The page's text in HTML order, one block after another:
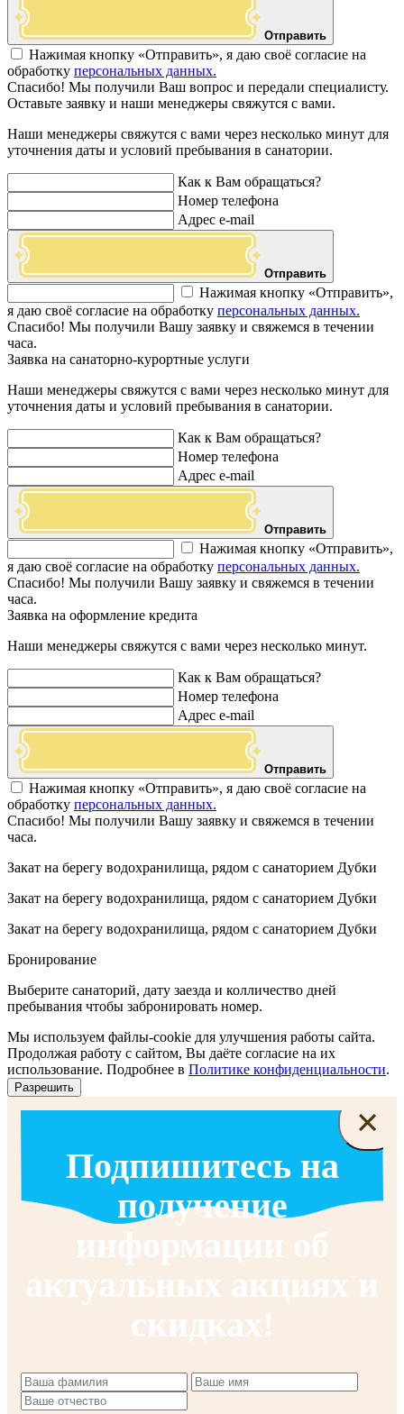
Отправить
Нажимая кнопку «Отправить», я даю своё согласие на
обработку персональных данных.
Спасибо! Мы получили Ваш вопрос и передали специалисту.
Оставьте заявку и наши менеджеры свяжутся с вами.
Наши менеджеры свяжутся с вами через несколько минут для
уточнения даты и условий пребывания в санатории.
Как к Вам обращаться?
Номер телефона
Адрес e-mail
Отправить
Нажимая кнопку «Отправить»,
я даю своё согласие на обработку персональных данных.
Спасибо! Мы получили Вашу заявку и свяжемся в течении
часа.
Заявка на санаторно-курортные услуги
Наши менеджеры свяжутся с вами через несколько минут для
уточнения даты и условий пребывания в санатории.
Как к Вам обращаться?
Номер телефона
Адрес e-mail
Отправить
Нажимая кнопку «Отправить»,
я даю своё согласие на обработку персональных данных.
Спасибо! Мы получили Вашу заявку и свяжемся в течении
часа.
Заявка на оформление кредита
Наши менеджеры свяжутся с вами через несколько минут.
Как к Вам обращаться?
Номер телефона
Адрес e-mail
Отправить
Нажимая кнопку «Отправить», я даю своё согласие на
обработку персональных данных.
Спасибо! Мы получили Вашу заявку и свяжемся в течении
часа.
Закат на берегу водохранилища, рядом с санаторием Дубки
Закат на берегу водохранилища, рядом с санаторием Дубки
Закат на берегу водохранилища, рядом с санаторием Дубки
Бронирование
Выберите санаторий, дату заезда и колличество дней
пребывания чтобы забронировать номер.
Мы используем файлы-cookie для улучшения работы сайта.
Продолжая работу с сайтом, Вы даёте согласие на их
использование. Подробнее в Политике конфиденциальности.
Разрешить
×
Подпишитесь на
получение
информации об
актуальных акциях и
скидках!